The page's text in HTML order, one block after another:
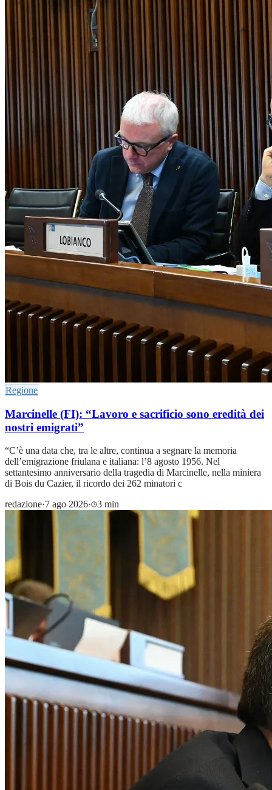
Regione
Marcinelle (FI): “Lavoro e sacrificio sono eredità dei
nostri emigrati”
“C’è una data che, tra le altre, continua a segnare la memoria
dell’emigrazione friulana e italiana: l’8 agosto 1956. Nel
settantesimo anniversario della tragedia di Marcinelle, nella miniera
di Bois du Cazier, il ricordo dei 262 minatori c
redazione·7 ago 2026· 3 min